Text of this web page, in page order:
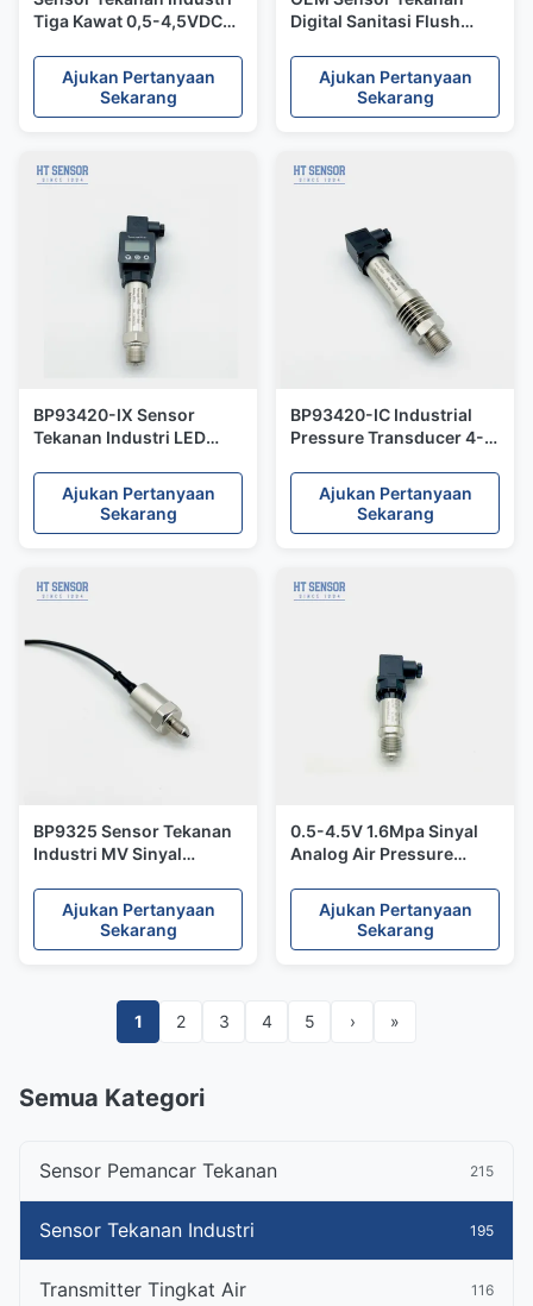
Tiga Kawat 0,5-4,5VDC
Keakuratan Tinggi
Ajukan Pertanyaan
Sekarang
Digital Sanitasi Flush
Transducer 4-20mA
Ajukan Pertanyaan
Sekarang
BP93420-IX Sensor
Tekanan Industri LED
Precision Pressure
Transducer
Ajukan Pertanyaan
Sekarang
BP93420-IC Industrial
Pressure Transducer 4-
Tekanan Temp Tinggi
Ajukan Pertanyaan
Sekarang
BP9325 Sensor Tekanan
Industri MV Sinyal
Piezoresistif Silicon
Ajukan Pertanyaan
Sekarang
0.5-4.5V 1.6Mpa Sinyal
Analog Air Pressure
Industri Tekanan Air
Ajukan Pertanyaan
Sekarang
1 2 3 4 5 › »
Semua Kategori
Sensor Pemancar Tekanan 215
Sensor Tekanan Industri 195
Transmitter Tingkat Air 116